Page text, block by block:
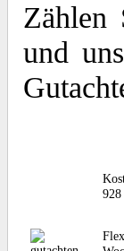
Zählen
und
928